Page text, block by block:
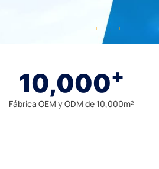
10,000+
Fábrica OEM y ODM de 10,000m²